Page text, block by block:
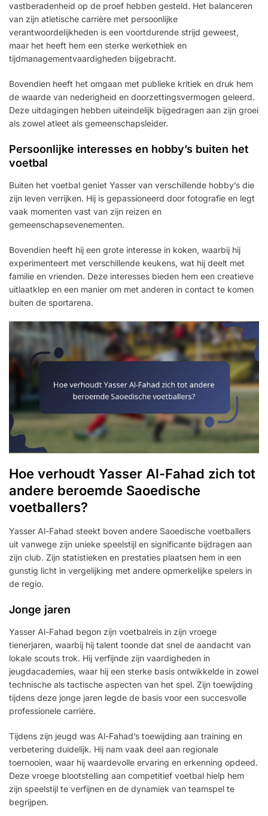
vastberadenheid op de proef hebben gesteld. Het balanceren
van zijn atletische carrière met persoonlijke
verantwoordelijkheden is een voortdurende strijd geweest,
maar het heeft hem een sterke werkethiek en
tijdmanagementvaardigheden bijgebracht.
Bovendien heeft het omgaan met publieke kritiek en druk hem
de waarde van nederigheid en doorzettingsvermogen geleerd.
Deze uitdagingen hebben uiteindelijk bijgedragen aan zijn groei
als zowel atleet als gemeenschapsleider.
Persoonlijke interesses en hobby’s buiten het
voetbal
Buiten het voetbal geniet Yasser van verschillende hobby’s die
zijn leven verrijken. Hij is gepassioneerd door fotografie en legt
vaak momenten vast van zijn reizen en
gemeenschapsevenementen.
Bovendien heeft hij een grote interesse in koken, waarbij hij
experimenteert met verschillende keukens, wat hij deelt met
familie en vrienden. Deze interesses bieden hem een creatieve
uitlaatklep en een manier om met anderen in contact te komen
buiten de sportarena.
Hoe verhoudt Yasser Al-Fahad zich tot
andere beroemde Saoedische
voetballers?
Yasser Al-Fahad steekt boven andere Saoedische voetballers
uit vanwege zijn unieke speelstijl en significante bijdragen aan
zijn club. Zijn statistieken en prestaties plaatsen hem in een
gunstig licht in vergelijking met andere opmerkelijke spelers in
de regio.
Jonge jaren
Yasser Al-Fahad begon zijn voetbalreis in zijn vroege
tienerjaren, waarbij hij talent toonde dat snel de aandacht van
lokale scouts trok. Hij verfijnde zijn vaardigheden in
jeugdacademies, waar hij een sterke basis ontwikkelde in zowel
technische als tactische aspecten van het spel. Zijn toewijding
tijdens deze jonge jaren legde de basis voor een succesvolle
professionele carrière.
Tijdens zijn jeugd was Al-Fahad’s toewijding aan training en
verbetering duidelijk. Hij nam vaak deel aan regionale
toernooien, waar hij waardevolle ervaring en erkenning opdeed.
Deze vroege blootstelling aan competitief voetbal hielp hem
zijn speelstijl te verfijnen en de dynamiek van teamspel te
begrijpen.